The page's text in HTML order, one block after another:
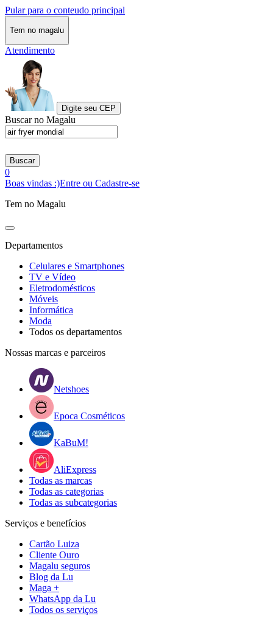
Pular para o conteudo principal
Tem no magalu
Atendimento
Digite seu CEP
Buscar no Magalu
Buscar
0
Boas vindas :)Entre ou Cadastre-se
Tem no Magalu
Departamentos
Celulares e Smartphones
TV e Vídeo
Eletrodomésticos
Móveis
Informática
Moda
Todos os departamentos
Nossas marcas e parceiros
Netshoes
Epoca Cosméticos
KaBuM!
AliExpress
Todas as marcas
Todas as categorias
Todas as subcategorias
Serviços e benefícios
Cartão Luiza
Cliente Ouro
Magalu seguros
Blog da Lu
Maga +
WhatsApp da Lu
Todos os serviços